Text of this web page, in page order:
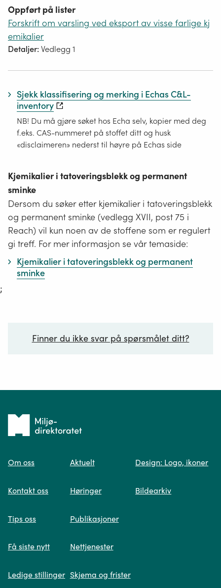
Oppført på lister
Forskrift om varsling ved eksport av visse farlige kj
emikalier
Detaljer:Vedlegg 1
Sjekk klassifisering og merking i Echas C&L-
inventory
NB! Du må gjøre søket hos Echa selv, kopier med deg
f.eks. CAS-nummeret på stoffet ditt og husk
«disclaimeren» nederst til høyre på Echas side
Kjemikalier i tatoveringsblekk og permanent
sminke
Dersom du søker etter kjemikalier i tatoveringsblekk
og permanent sminke (vedlegg XVII, post 75 i
Reach) vil kun noen av de stoffene som er regulert
gi treff. For mer informasjon se vår temaside:
Kjemikalier i tatoveringsblekk og permanent
sminke
;
Finner du ikke svar på spørsmålet ditt?
Spør oss
søk og viser deg vår mest relevante
Tilbake
forsiden
Om oss
Kontakt oss
Tips oss
Få siste nytt
Ledige stillinger
Aktuelt
Høringer
Publikasjoner
Nettjenester
Skjema og frister
Design: Logo, ikoner
Bildearkiv